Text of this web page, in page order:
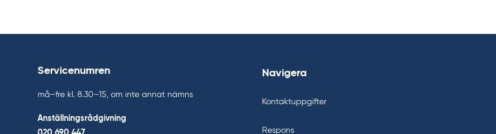
Servicenumren
må–fre kl. 8.30–15, om inte annat nämns
Anställningsrådgivning
Navigera
Kontaktuppgifter
Respons